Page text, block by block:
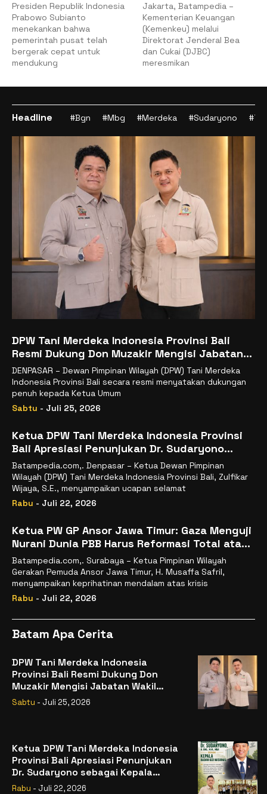
Presiden Republik Indonesia
Prabowo Subianto
menekankan bahwa
pemerintah pusat telah
bergerak cepat untuk
mendukung
Jakarta, Batampedia –
Kementerian Keuangan
(Kemenkeu) melalui
Direktorat Jenderal Bea
dan Cukai (DJBC)
meresmikan
Headline #Bgn #Mbg #Merdeka #Sudaryono
DPW Tani Merdeka Indonesia Provinsi Bali
Resmi Dukung Don Muzakir Mengisi Jabatan
Wakil Menteri Pertanian RI
DENPASAR – Dewan Pimpinan Wilayah (DPW) Tani Merdeka
Indonesia Provinsi Bali secara resmi menyatakan dukungan
penuh kepada Ketua Umum
Sabtu - Juli 25, 2026
Ketua DPW Tani Merdeka Indonesia Provinsi
Bali Apresiasi Penunjukan Dr. Sudaryono
sebagai Kepala Badan Gizi Nasional
Batampedia.com,. Denpasar – Ketua Dewan Pimpinan
Wilayah (DPW) Tani Merdeka Indonesia Provinsi Bali, Zulfikar
Wijaya, S.E., menyampaikan ucapan selamat
Rabu - Juli 22, 2026
Ketua PW GP Ansor Jawa Timur: Gaza Menguji
Nurani Dunia PBB Harus Reformasi Total atau
Kehilangan Legitimasi
Batampedia.com,. Surabaya – Ketua Pimpinan Wilayah
Gerakan Pemuda Ansor Jawa Timur, H. Musaffa Safril,
menyampaikan keprihatinan mendalam atas krisis
Rabu - Juli 22, 2026
Batam Apa Cerita
DPW Tani Merdeka Indonesia
Provinsi Bali Resmi Dukung Don
Muzakir Mengisi Jabatan Wakil
Menteri Pertanian RI
Sabtu - Juli 25, 2026
Ketua DPW Tani Merdeka Indonesia
Provinsi Bali Apresiasi Penunjukan
Dr. Sudaryono sebagai Kepala
Badan Gizi Nasional
Rabu - Juli 22, 2026